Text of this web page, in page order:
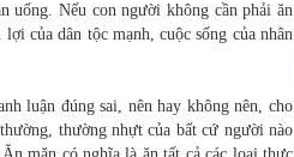
uống. Nếu con người không cần phải ăn
của dân tộc mạnh, cuộc sống của nhân
luận đúng sai, nên hay không nên, cho
thường nhựt của bất cứ người nào